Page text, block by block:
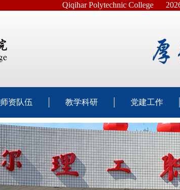
Qiqihar Polytechnic College
师资队伍 教学科研 党建工作